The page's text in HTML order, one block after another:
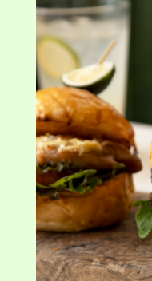
へべすと味わう プ
2,680円・セット価
※日本橋店でのご